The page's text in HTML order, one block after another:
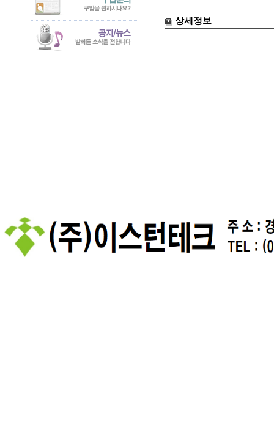
상세정보